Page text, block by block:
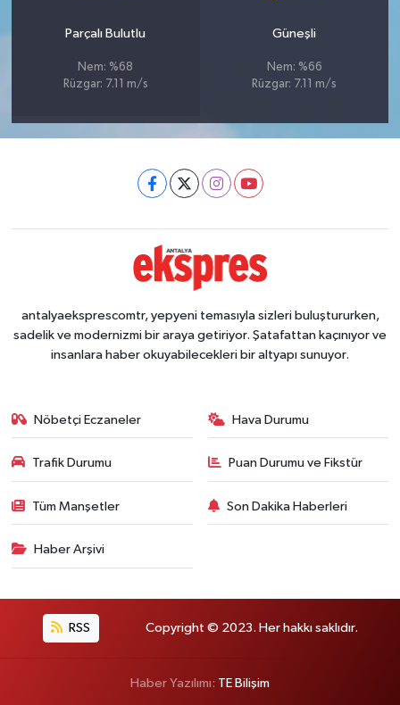
Parçalı Bulutlu
Nem: %68
Rüzgar: 7.11 m/s
Güneşli
Nem: %66
Rüzgar: 7.11 m/s
antalyaeksprescomtr, yepyeni temasıyla sizleri buluştururken,
sadelik ve modernizmi bir araya getiriyor. Şatafattan kaçınıyor ve
insanlara haber okuyabilecekleri bir altyapı sunuyor.
Nöbetçi Eczaneler Hava Durumu
Trafik Durumu Puan Durumu ve Fikstür
Tüm Manşetler Son Dakika Haberleri
Haber Arşivi
RSS Copyright © 2023. Her hakkı saklıdır.
Haber Yazılımı: TE Bilişim